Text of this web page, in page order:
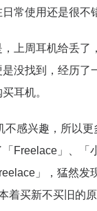
常使用还是很不
上周耳机给丢了
没找到，经历了
耳机。
不感兴趣，所以
Freelace」、「
」，猛然发
着买新不买旧的